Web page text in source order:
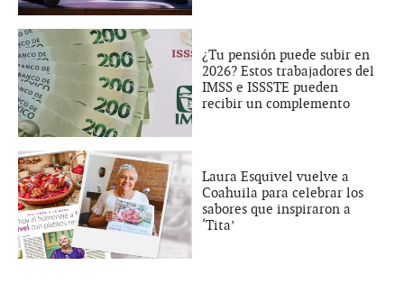
¿Tu pensión puede subir en
2026? Estos trabajadores del
IMSS e ISSSTE pueden
recibir un complemento
Laura Esquivel vuelve a
Coahuila para celebrar los
sabores que inspiraron a
‘Tita’